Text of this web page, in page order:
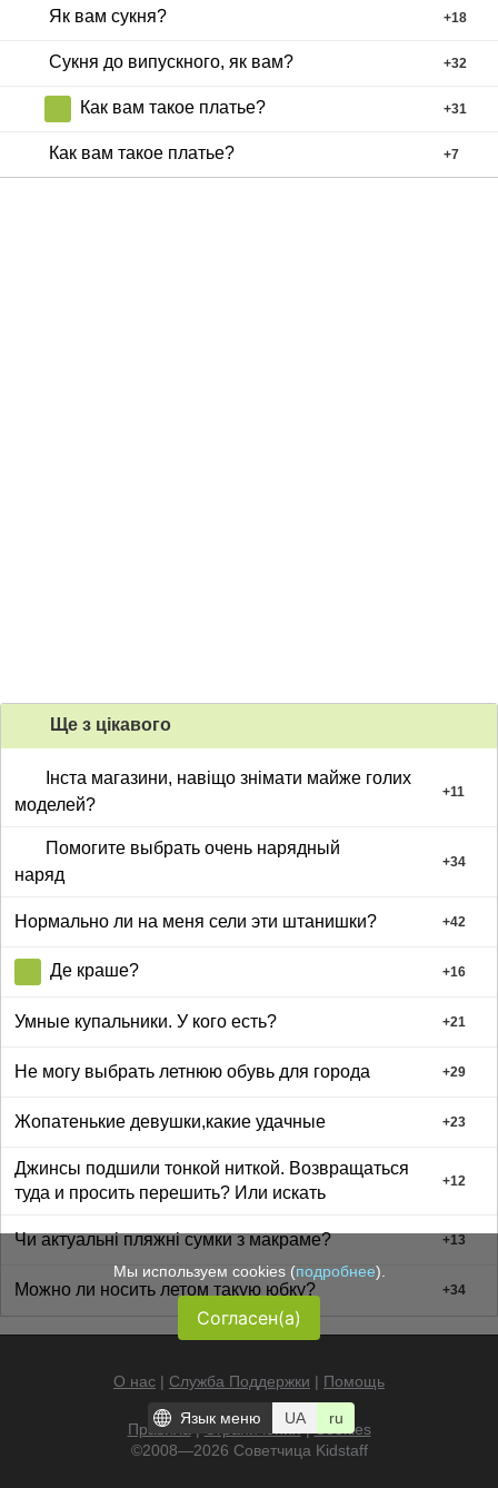
Як вам сукня? +18
Сукня до випускного, як вам? +32
Как вам такое платье? +31
Как вам такое платье? +7
Ще з цiкавого
Інста магазини, навіщо знімати майже голих
моделей?
+11
Помогите выбрать очень нарядный
наряд
+34
Нормально ли на меня сели эти штанишки? +42
Де краше? +16
Умные купальники. У кого есть? +21
Не могу выбрать летнюю обувь для города +29
Жопатенькие девушки,какие удачные +23
Джинсы подшили тонкой ниткой. Возвращаться
туда и просить перешить? Или искать
+12
Чи актуальні пляжні сумки з макраме? +13
Можно ли носить летом такую юбку? +34
О нас | Служба Поддержки | Помощь
Правила|Ограничения |
Cookies
©2008—2026 Советчица Kidstaff
Мы используем cookies (подробнее).
Согласен(а)
Язык меню UA ru